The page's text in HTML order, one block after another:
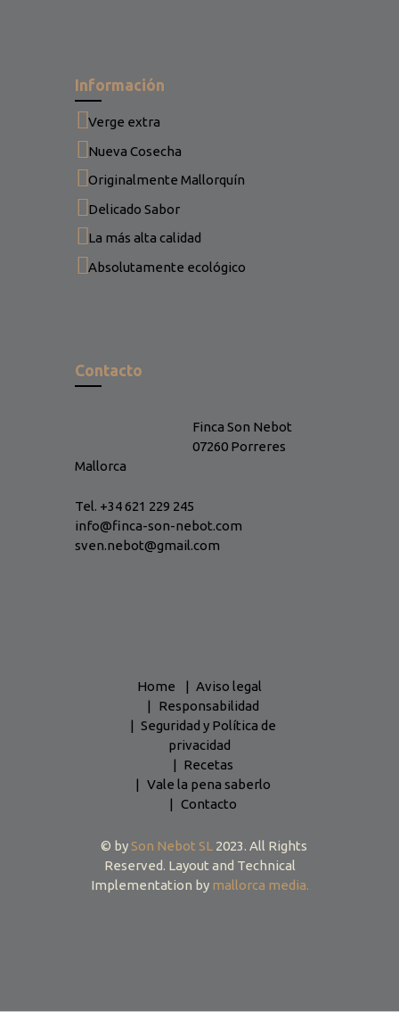
Información
Verge extra
Nueva Cosecha
Originalmente Mallorquín
Delicado Sabor
La más alta calidad
Absolutamente ecológico
Contacto
Finca Son Nebot
07260 Porreres
Mallorca
Tel. +34 621 229 245
info@finca-son-nebot.com
sven.nebot@gmail.com
Home
Aviso legal
Responsabilidad
Seguridad y Política de
privacidad
Recetas
Vale la pena saberlo
Contacto
© by Son Nebot SL 2023. All Rights
Reserved. Layout and Technical
Implementation bymallorca media.